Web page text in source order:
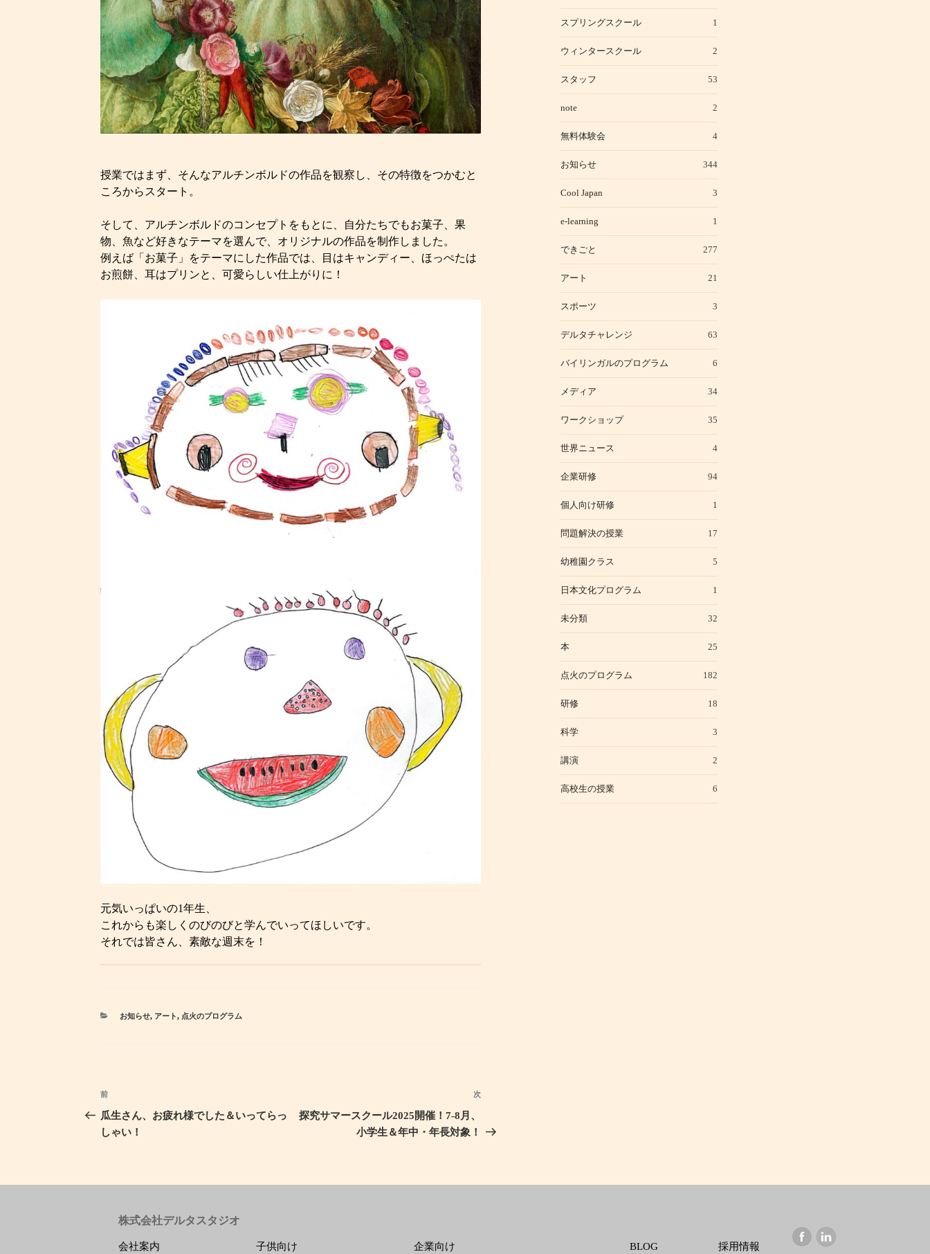
授業ではまず、そんなアルチンボルドの作品を観察し、その特徴をつかむと
ころからスタート。
そして、アルチンボルドのコンセプトをもとに、自分たちでもお菓子、果
物、魚など好きなテーマを選んで、オリジナルの作品を制作しました。
例えば「お菓子」をテーマにした作品では、目はキャンディー、ほっぺたは
お煎餅、耳はプリンと、可愛らしい仕上がりに！
元気いっぱいの1年生、
これからも楽しくのびのびと学んでいってほしいです。
それでは皆さん、素敵な週末を！
カ
お知らせ, アート, 点火のプログラム
投
稿
ナ
過
去
の
前
瓜生さん、お疲れ様でした＆いってらっ
しゃい！
次
投
次
探究サマースクール2025開催！7-8月、
小学生＆年中・年長対象！
スプリングスクール 1
ウィンタースクール 2
スタッフ 53
note 2
無料体験会 4
お知らせ 344
Cool Japan 3
e-learning 1
できごと 277
アート 21
スポーツ 3
デルタチャレンジ 63
バイリンガルのプログラム 6
メディア 34
ワークショップ 35
世界ニュース 4
企業研修 94
個人向け研修 1
問題解決の授業 17
幼稚園クラス 5
日本文化プログラム 1
未分類 32
本 25
点火のプログラム 182
研修 18
科学 3
講演 2
高校生の授業 6
株式会社デルタスタジオ
会社案内 子供向け 企業向け BLOG 採用情報